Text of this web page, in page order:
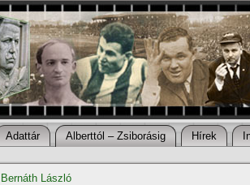
Adattár Alberttól – Zsiborásig Hí­rek
Bernáth László